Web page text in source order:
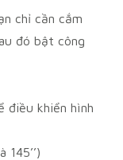
chỉ cần cắm
đó bật công
điều khiển hình